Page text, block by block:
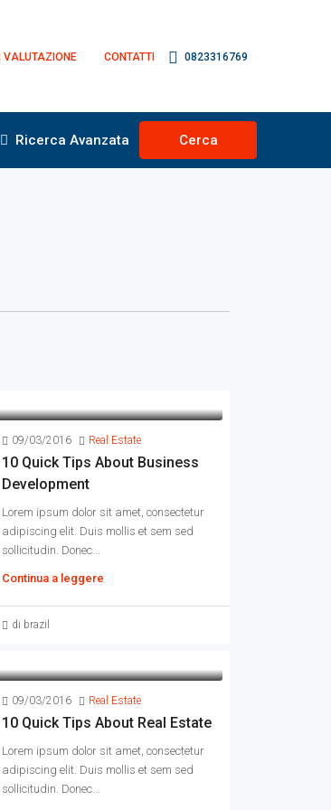
VALUTAZIONE CONTATTI 0823316769
Ricerca Avanzata Cerca
09/03/2016 Real Estate
10 Quick Tips About Business
Development
Lorem ipsum dolor sit amet, consectetur
adipiscing elit. Duis mollis et sem sed
sollicitudin. Donec...
Continua a leggere
di brazil
09/03/2016 Real Estate
10 Quick Tips About Real Estate
Lorem ipsum dolor sit amet, consectetur
adipiscing elit. Duis mollis et sem sed
sollicitudin. Donec...